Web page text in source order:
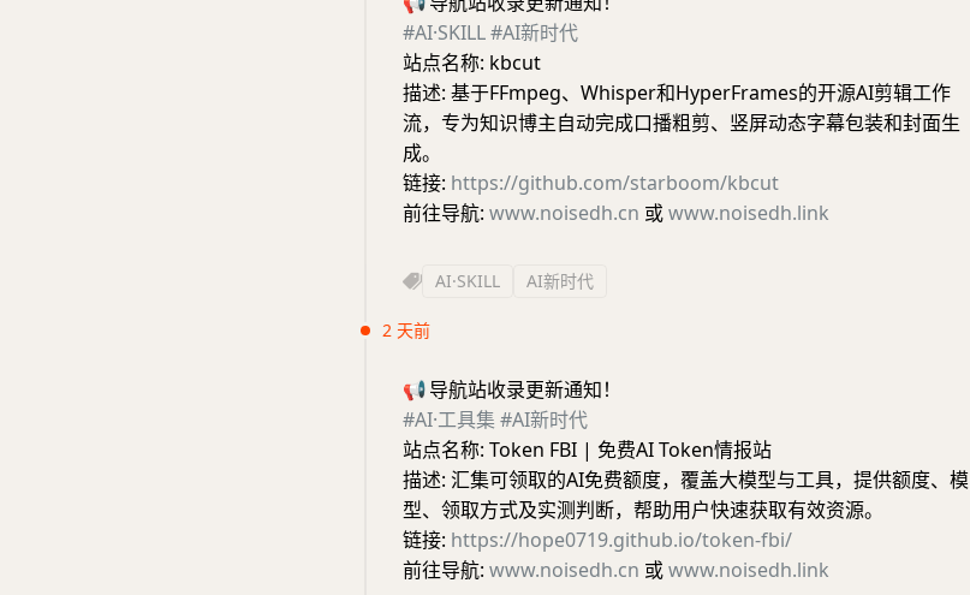
#AI·SKILL#AI新时代
站点名称: kbcut
描述: 基于FFmpeg、Whisper和HyperFrames的开源AI剪辑工作
流，专为知识博主自动完成口播粗剪、竖屏动态字幕包装和封面生
成。
链接: https://github.com/starboom/kbcut
前往导航: www.noisedh.cn 或www.noisedh.link
AI·SKILL AI新时代
2 天前
📢导航站收录更新通知！
#AI·工具集 #AI新时代
站点名称: Token FBI | 免费AI Token情报站
描述: 汇集可领取的AI免费额度，覆盖大模型与工具，提供额度、模
型、领取方式及实测判断，帮助用户快速获取有效资源。
链接: https://hope0719.github.io/token-fbi/
前往导航: www.noisedh.cn 或www.noisedh.link